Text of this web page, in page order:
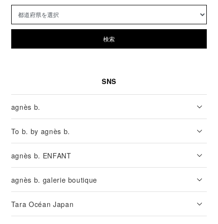
検索
SNS
agnès b.
To b. by agnès b.
agnès b. ENFANT
agnès b. galerie boutique
Tara Océan Japan